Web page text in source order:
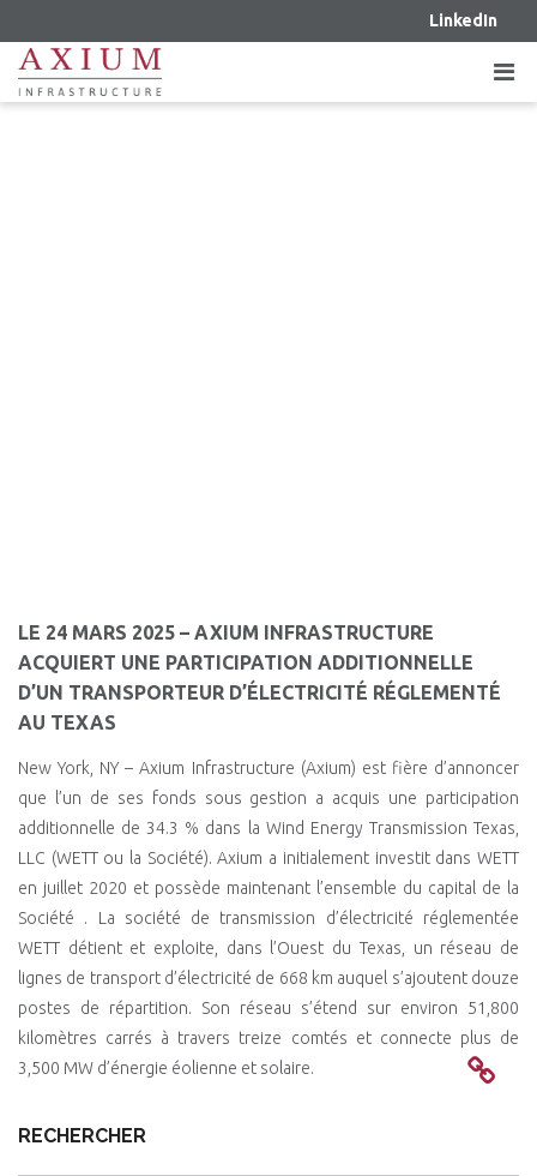
LinkedIn
LE 24 MARS 2025 – AXIUM INFRASTRUCTURE
ACQUIERT UNE PARTICIPATION ADDITIONNELLE
D’UN TRANSPORTEUR D’ÉLECTRICITÉ RÉGLEMENTÉ
AU TEXAS
New York, NY – Axium Infrastructure (Axium) est fière d’annoncer
que l’un de ses fonds sous gestion a acquis une participation
additionnelle de 34.3 % dans la Wind Energy Transmission Texas,
LLC (WETT ou la Société). Axium a initialement investit dans WETT
en juillet 2020 et possède maintenant l’ensemble du capital de la
Société . La société de transmission d’électricité réglementée
WETT détient et exploite, dans l’Ouest du Texas, un réseau de
lignes de transport d’électricité de 668 km auquel s’ajoutent douze
postes de répartition. Son réseau s’étend sur environ 51,800
kilomètres carrés à travers treize comtés et connecte plus de
3,500 MW d’énergie éolienne et solaire.
RECHERCHER